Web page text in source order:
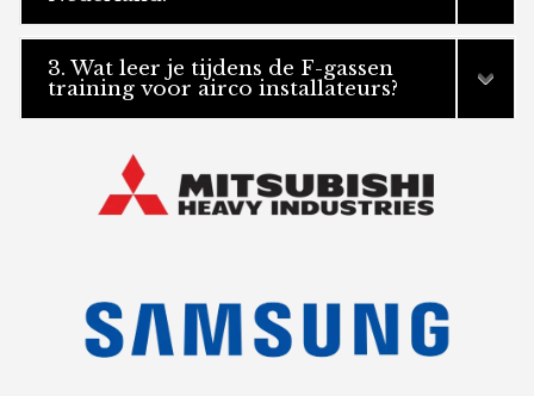
3. Wat leer je tijdens de F-gassen
training voor airco installateurs?